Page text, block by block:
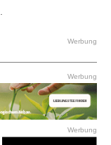
Werbung
Werbung
Werbung